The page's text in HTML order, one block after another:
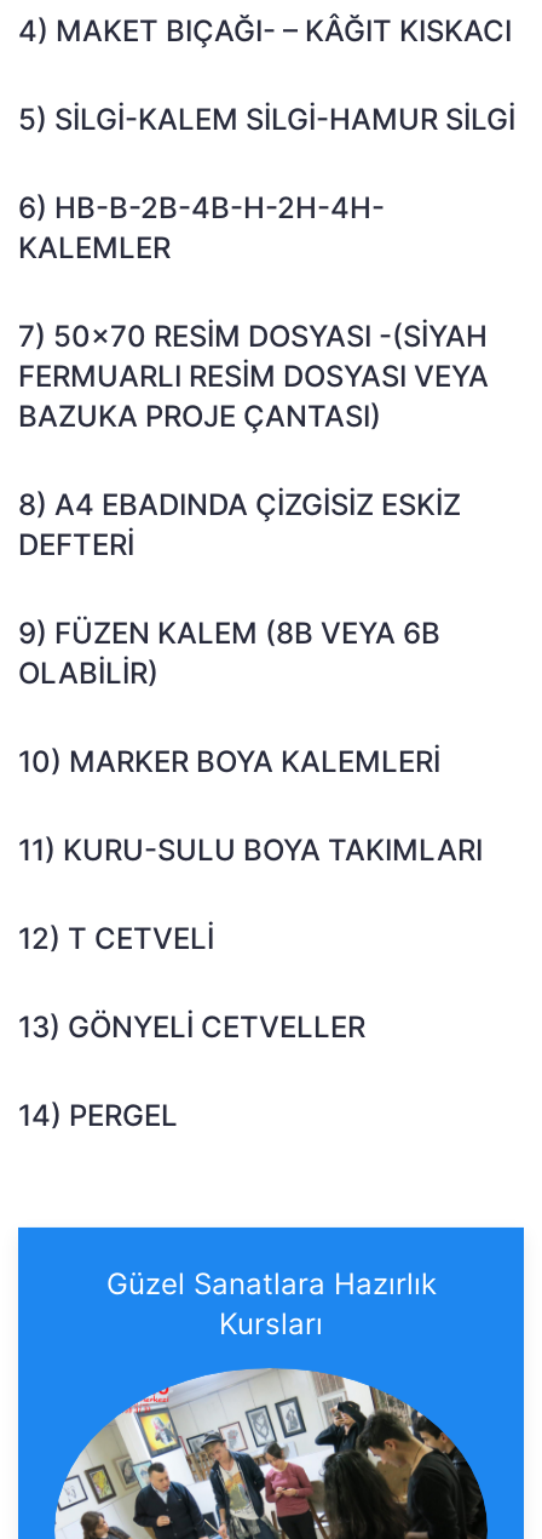
4) MAKET BIÇAĞI- – KÂĞIT KISKACI
5) SILGI-KALEM SILGI-HAMUR SILGI
6) HB-B-2B-4B-H-2H-4H-
KALEMLER
7) 50×70 RESIM DOSYASI -(SIYAH
FERMUARLI RESIM DOSYASI VEYA
BAZUKA PROJE ÇANTASI)
8) A4 EBADINDA ÇIZGISIZ ESKIZ
DEFTERI
9) FÜZEN KALEM (8B VEYA 6B
OLABILIR)
10) MARKER BOYA KALEMLERI
11) KURU-SULU BOYA TAKIMLARI
12) T CETVELI
13) GÖNYELI CETVELLER
14) PERGEL
Güzel Sanatlara Hazırlık
Kursları